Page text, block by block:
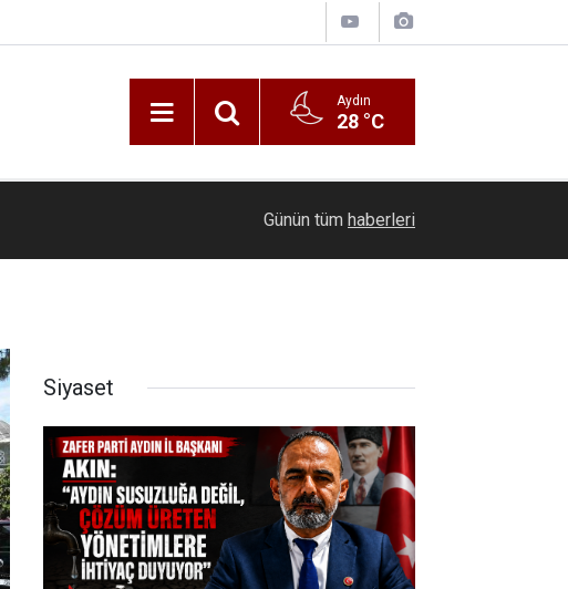
Aydın
28 °C
Bodrum’da bir araya getirdi
Günün tüm haberleri
Siyaset